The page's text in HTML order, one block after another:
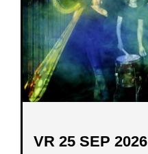
VR 25 SEP 2026